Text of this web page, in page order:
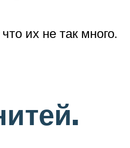
их не так много.